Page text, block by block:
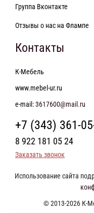
Группа Вконтакте
Отзывы о нас на Флампе
Контакты
К-Мебель
www.mebel-ur.ru
e-mail:3617600@mail.ru
+7 (343) 361-
8 922 181 05 24
Заказать звонок
Использование сайта
© 2013-2026 К-